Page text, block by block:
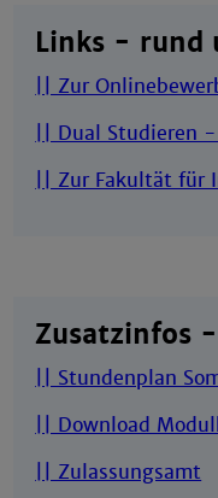
Links - rund
|| Zur
|| Dual Studieren
|| Zur Fakultät für
Zusatzinfos
|| Stundenplan
|| Download
|| Zulassungsamt